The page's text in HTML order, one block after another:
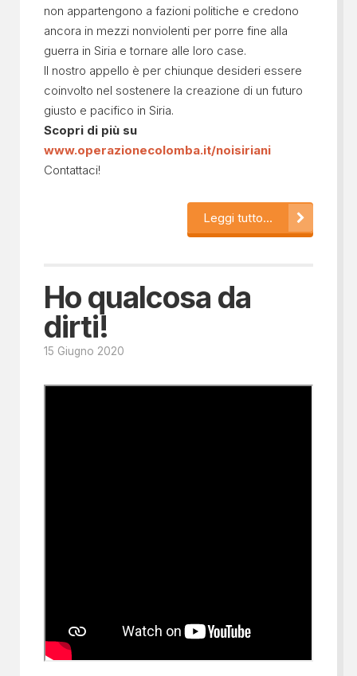
non appartengono a fazioni politiche e credono
ancora in mezzi nonviolenti per porre fine alla
guerra in Siria e tornare alle loro case.
Il nostro appello è per chiunque desideri essere
coinvolto nel sostenere la creazione di un futuro
giusto e pacifico in Siria.
Scopri di più su
www.operazionecolomba.it/noisiriani
Contattaci!
Leggi tutto...
Ho qualcosa da
dirti!
15 Giugno 2020